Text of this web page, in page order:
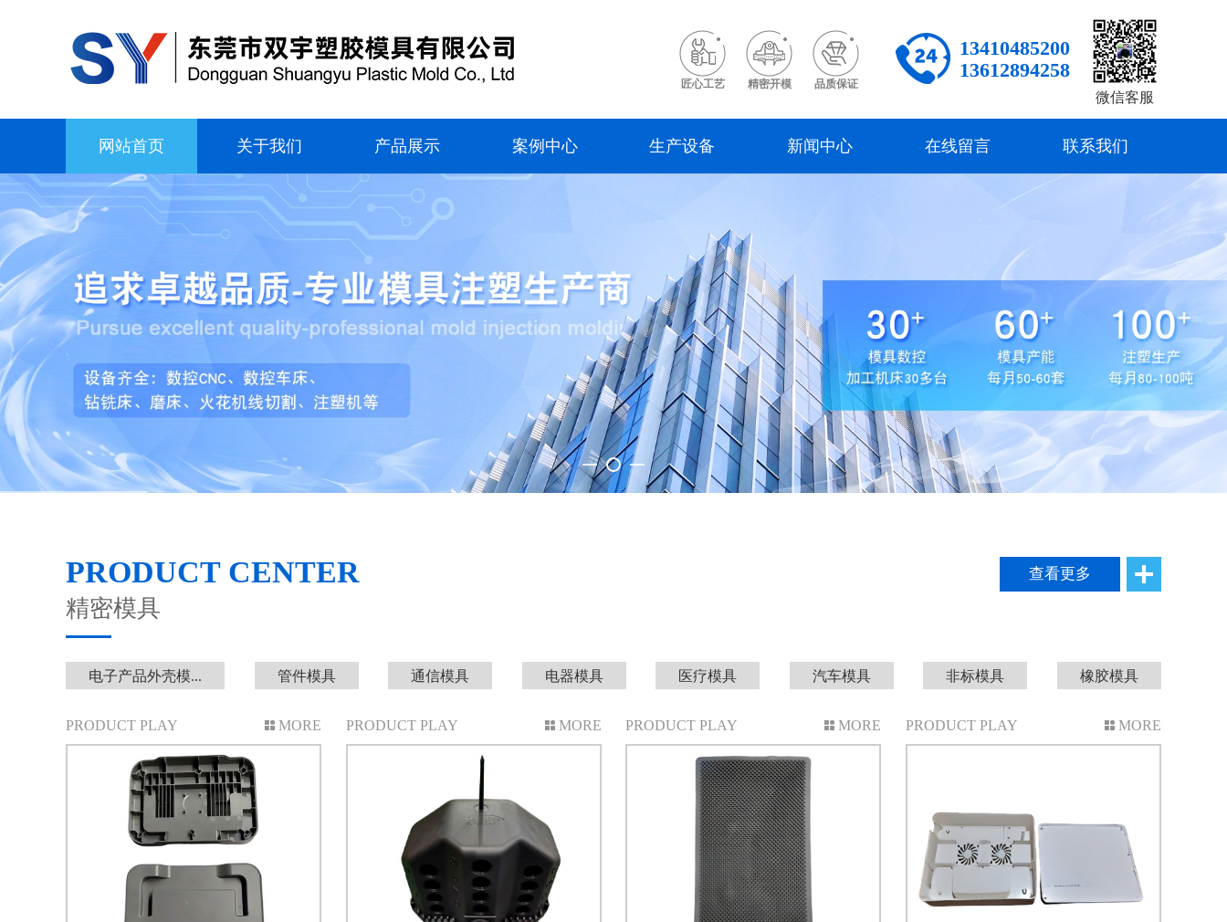
匠心工艺 精密开模 品质保证
13410485200
13612894258
微信客服
网站首页 关于我们 产品展示 案例中心 生产设备 新闻中心 在线留言 联系我们
PRODUCT CENTER
精密模具
查看更多
电子产品外壳模... 管件模具 通信模具 电器模具 医疗模具 汽车模具 非标模具 橡胶模具
PRODUCT PLAY MORE PRODUCT PLAY MORE PRODUCT PLAY MORE PRODUCT PLAY MORE